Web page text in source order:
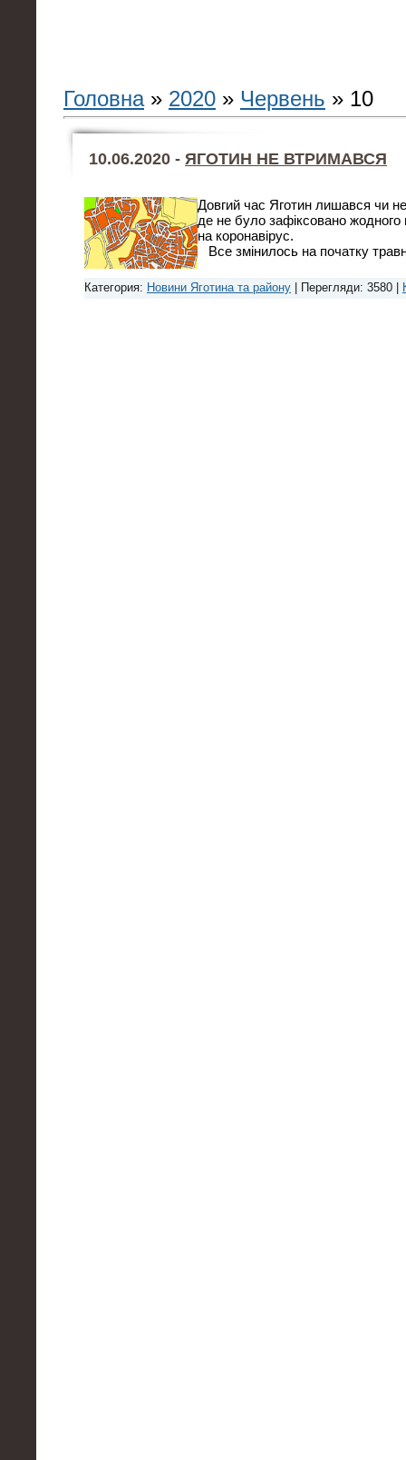
Головна» 2020 » Червень » 10
10.06.2020 - ЯГОТИН НЕ ВТРИМАВСЯ
Довгий час Яготин лишався чи
де не було зафіксовано жодного
на коронавірус.
Все змінилось на початку
Категория: Новини Яготина та району | Перегляди: 3580 |